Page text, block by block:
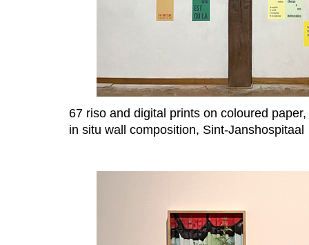
67 riso and digital prints on coloured
in situ wall composition, Sint-Janshospitaal